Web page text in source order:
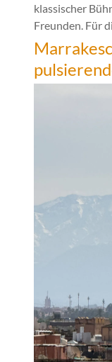
klassischer
Freunden. Für